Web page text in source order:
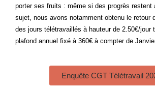
porter ses fruits : même si des progrès restent
sujet, nous avons notamment obtenu le retour
des jours télétravaillés à hauteur de 2.50€/jour
plafond annuel fixé à 360€ à compter de
Enquête CGT Télétravail